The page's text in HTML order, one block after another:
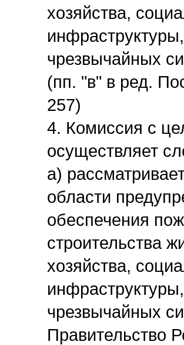
хозяйства,
чрезвычайных
(пп. "в" в ред.
257)
4. Комиссия с
осуществляет
а)
области
обеспечения
строительства
хозяйства,
чрезвычайных
Правительство